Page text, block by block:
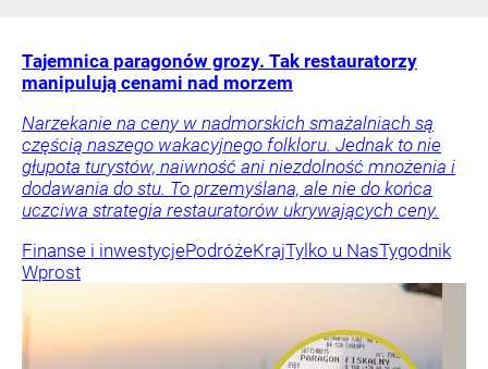
Tajemnica paragonów grozy. Tak restauratorzy
manipulują cenami nad morzem
Narzekanie na ceny w nadmorskich smażalniach są
częścią naszego wakacyjnego folkloru. Jednak to nie
głupota turystów, naiwność ani niezdolność mnożenia i
dodawania do stu. To przemyślana, ale nie do końca
uczciwa strategia restauratorów ukrywających ceny.
Finanse i inwestycjePodróżeKrajTylko u NasTygodnik
Wprost